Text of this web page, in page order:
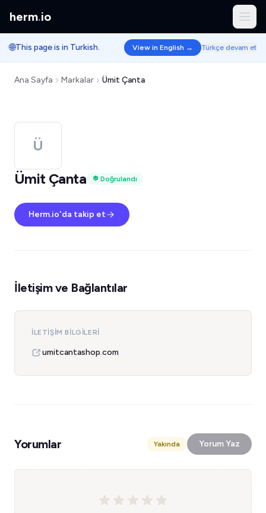
herm.io
🌐This page is in Turkish. View in English → Türkçe devam et
Ana Sayfa Markalar Ümit Çanta
Ü
Ümit Çanta
Doğrulandı
Herm.io'da takip et
İletişim ve Bağlantılar
İLETIŞIM BILGILERI
umitcantashop.com
Yorumlar Yakında Yorum Yaz